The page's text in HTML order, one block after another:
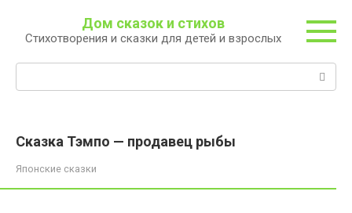
контенту
Дом сказок и стихов
Стихотворения и сказки для детей и взрослых
Сказка Тэмпо — продавец рыбы
Японские сказки